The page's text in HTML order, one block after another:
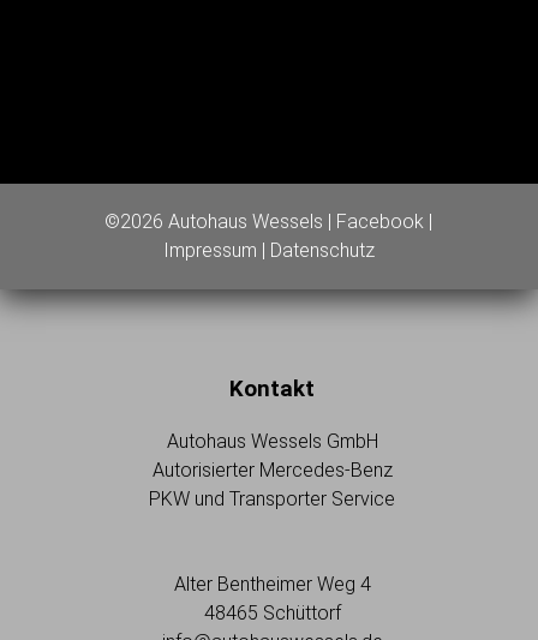
©2026 Autohaus Wessels | Facebook |
Impressum | Datenschutz
Kontakt
Autohaus Wessels GmbH
Autorisierter Mercedes-Benz
PKW und Transporter Service
Alter Bentheimer Weg 4
48465 Schüttorf